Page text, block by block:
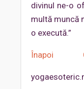
divinul ne-o
multă muncă
o execută.”
Înapoi